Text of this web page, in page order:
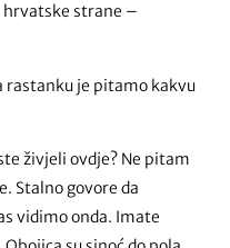
hrvatske strane –
rastanku je pitamo kakvu
živjeli ovdje? Ne pitam
Stalno govore da
vidimo onda. Imate